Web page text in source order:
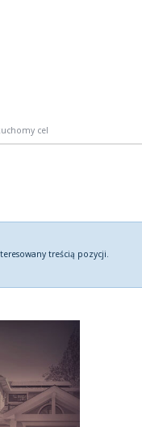
cel
treścią pozycji.